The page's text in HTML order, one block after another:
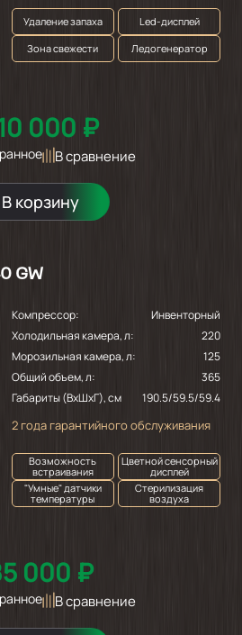
Удаление запаха
Led-дисплей
Зона свежести
Ледогенератор
000 ₽
В сравнение
В корзину
GW
Компрессор:
Инвенторный
Холодильная камера, л:
220
Морозильная камера, л:
125
Общий объем, л:
365
Габариты (ВхШхГ), см
190.5/59.5/59.4
2 года гарантийного обслуживания
Возможность
встраивания
Цветной сенсорный
дисплей
"Умные" датчики
температуры
Стерилизация
воздуха
000 ₽
В сравнение